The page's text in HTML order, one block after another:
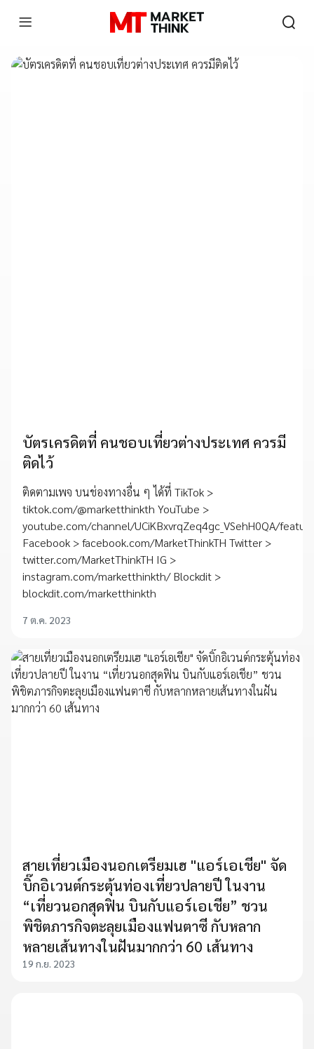
บัตรเครดิตที่ คนชอบเที่ยวต่างประเทศ ควรมี
ติดไว้
ติดตามเพจ บนช่องทางอื่น ๆ ได้ที่ TikTok >
tiktok.com/@marketthinkth YouTube >
youtube.com/channel/UCiKBxvrqZeq4gc_VSehH0QA/
Facebook > facebook.com/MarketThinkTH Twitter >
twitter.com/MarketThinkTH IG >
instagram.com/marketthinkth/ Blockdit >
blockdit.com/marketthinkth
7 ต.ค. 2023
สายเที่ยวเมืองนอกเตรียมเฮ "แอร์เอเชีย" จัด
บิ๊กอิเวนต์กระตุ้นท่องเที่ยวปลายปี ในงาน
“เที่ยวนอกสุดฟิน บินกับแอร์เอเชีย” ชวน
พิชิตภารกิจตะลุยเมืองแฟนตาซี กับหลาก
หลายเส้นทางในฝันมากกว่า 60 เส้นทาง
19 ก.ย. 2023